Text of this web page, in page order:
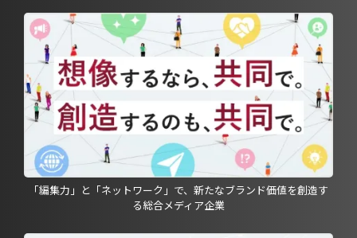
「編集力」と「ネットワーク」で、新たなブランド価値を創造す
る総合メディア企業